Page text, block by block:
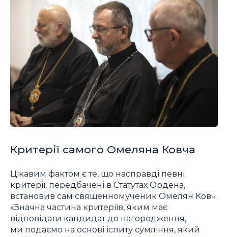
Критерії самого Омеляна Ковча
Цікавим фактом є те, що насправді певні
критерії, передбачені в Статутах Ордена,
встановив сам священномученик Омелян Ковч.
«Значна частина критеріїв, яким має
відповідати кандидат до нагородження,
ми подаємо на основі іспиту сумління, який